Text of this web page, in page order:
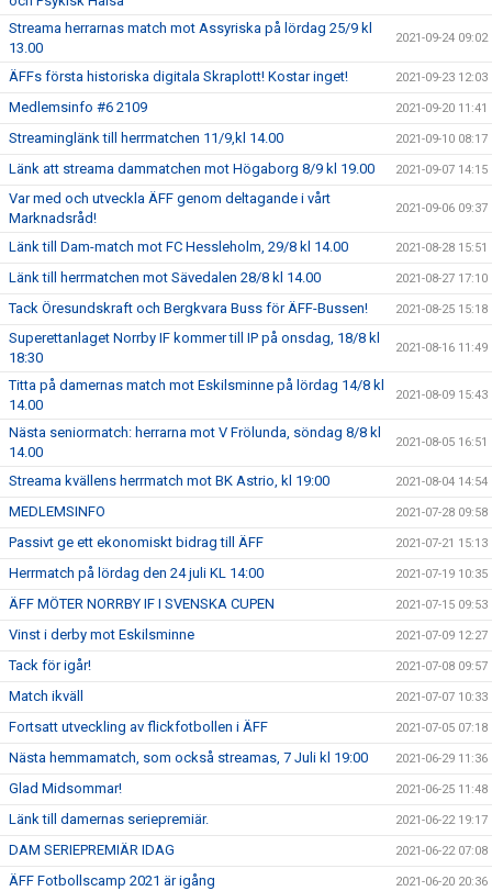
Streama herrarnas match mot Assyriska på lördag 25/9 kl
13.00
2021-09-24 09:02
ÄFFs första historiska digitala Skraplott! Kostar inget! 2021-09-23 12:03
Medlemsinfo #6 2109 2021-09-20 11:41
Streaminglänk till herrmatchen 11/9,kl 14.00 2021-09-10 08:17
Länk att streama dammatchen mot Högaborg 8/9 kl 19.00 2021-09-07 14:15
Var med och utveckla ÄFF genom deltagande i vårt
Marknadsråd!
2021-09-06 09:37
Länk till Dam-match mot FC Hessleholm, 29/8 kl 14.00 2021-08-28 15:51
Länk till herrmatchen mot Sävedalen 28/8 kl 14.00 2021-08-27 17:10
Tack Öresundskraft och Bergkvara Buss för ÄFF-Bussen! 2021-08-25 15:18
Superettanlaget Norrby IF kommer till IP på onsdag, 18/8 kl
18:30
2021-08-16 11:49
Titta på damernas match mot Eskilsminne på lördag 14/8 kl
14.00
2021-08-09 15:43
Nästa seniormatch: herrarna mot V Frölunda, söndag 8/8 kl
14.00
2021-08-05 16:51
Streama kvällens herrmatch mot BK Astrio, kl 19:00 2021-08-04 14:54
MEDLEMSINFO 2021-07-28 09:58
Passivt ge ett ekonomiskt bidrag till ÄFF 2021-07-21 15:13
Herrmatch på lördag den 24 juli KL 14:00 2021-07-19 10:35
ÄFF MÖTER NORRBY IF I SVENSKA CUPEN 2021-07-15 09:53
Vinst i derby mot Eskilsminne 2021-07-09 12:27
Tack för igår! 2021-07-08 09:57
Match ikväll 2021-07-07 10:33
Fortsatt utveckling av flickfotbollen i ÄFF 2021-07-05 07:18
Nästa hemmamatch, som också streamas, 7 Juli kl 19:00 2021-06-29 11:36
Glad Midsommar! 2021-06-25 11:48
Länk till damernas seriepremiär. 2021-06-22 19:17
DAM SERIEPREMIÄR IDAG 2021-06-22 07:08
ÄFF Fotbollscamp 2021 är igång 2021-06-20 20:36